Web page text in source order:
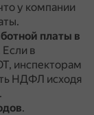
у компании
платы в
Если в
инспекторам
НДФЛ исходя
.